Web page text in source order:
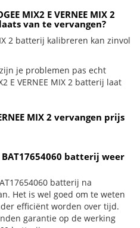
MIX2 E VERNEE MIX 2
van te vervangen?
2 batterij kalibreren kan zinvol
je problemen pas echt
E VERNEE MIX 2 batterij laat
MIX 2 vervangen prijs
batterij weer
batterij na
Het is wel goed om te weten
efficiënt worden over tijd.
garantie op de werking